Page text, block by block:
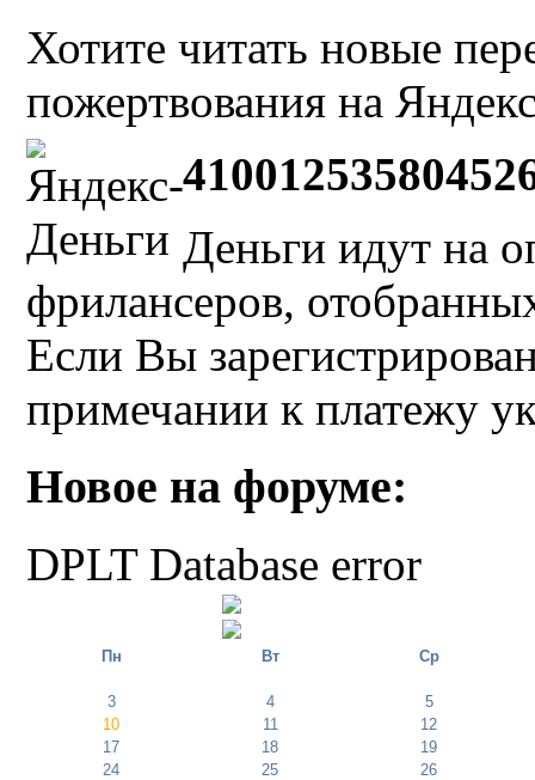
Хотите читать новые
пожертвования на
Деньги идут на
фрилансеров,
Если Вы
примечании к платежу
Новое на форуме:
DPLT Database error
Пн Вт Ср
3 4
5
10
11
12
17
18
19
24
25
26